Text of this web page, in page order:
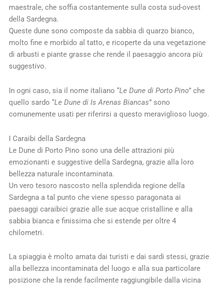
maestrale, che soffia costantemente sulla costa sud-ovest
della Sardegna.
Queste dune sono composte da sabbia di quarzo bianco,
molto fine e morbido al tatto, e ricoperte da una vegetazione
di arbusti e piante grasse che rende il paesaggio ancora più
suggestivo.
In ogni caso, sia il nome italiano “Le Dune di Porto Pino” che
quello sardo “Le Dune di Is Arenas Biancas” sono
comunemente usati per riferirsi a questo meraviglioso luogo.
I Caraibi della Sardegna
Le Dune di Porto Pino sono una delle attrazioni più
emozionanti e suggestive della Sardegna, grazie alla loro
bellezza naturale incontaminata.
Un vero tesoro nascosto nella splendida regione della
Sardegna a tal punto che viene spesso paragonata ai
paesaggi caraibici grazie alle sue acque cristalline e alla
sabbia bianca e finissima che si estende per oltre 4
chilometri.
La spiaggia è molto amata dai turisti e dai sardi stessi, grazie
alla bellezza incontaminata del luogo e alla sua particolare
posizione che la rende facilmente raggiungibile dalla vicina